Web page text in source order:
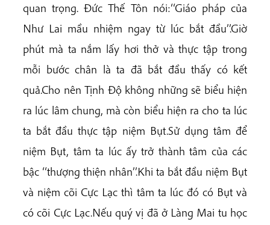
quan trọng. Đức Thế Tôn nói:‘‘Giáo pháp của
Như Lai mầu nhiệm ngay từ lúc bắt đầu’’.Giờ
phút mà ta nắm lấy hơi thở và thực tập trong
mỗi bước chân là ta đã bắt đầu thấy có kết
quả.Cho nên Tịnh Độ không những sẽ biểu hiện
ra lúc lâm chung, mà còn biểu hiện ra cho ta lúc
ta bắt đầu thực tập niệm Bụt.Sử dụng tâm để
niệm Bụt, tâm ta lúc ấy trở thành tâm của các
bậc ‘‘thượng thiện nhân’’.Khi ta bắt đầu niệm Bụt
và niệm cõi Cực Lạc thì tâm ta lúc đó có Bụt và
có cõi Cực Lạc.Nếu quý vị đã ở Làng Mai tu học